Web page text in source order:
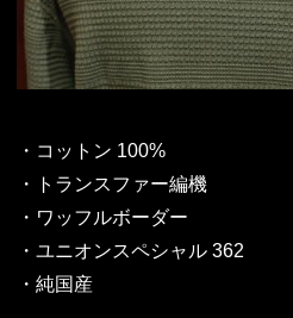
・コットン 100%
・トランスファー編機
・ワッフルボーダー
・ユニオンスペシャル 362
・純国産